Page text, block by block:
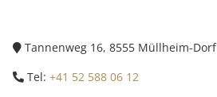
Tannenweg 16, 8555 Müllheim-Dorf
Tel: +41 52 588 06 12